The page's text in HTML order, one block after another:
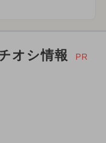
オシ情報 PR